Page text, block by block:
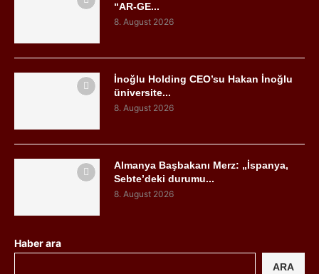
“AR-GE...
8. August 2026
İnoğlu Holding CEO’su Hakan İnoğlu
üniversite...
8. August 2026
Almanya Başbakanı Merz: „İspanya,
Sebte’deki durumu...
8. August 2026
Haber ara
ARA